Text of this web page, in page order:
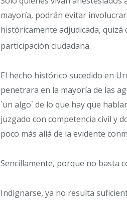
mayoría, podrán evitar
históricamente adjudicada,
participación ciudadana.
El hecho histórico sucedido en
penetrara en la mayoría de las
`un algo` de lo que hay que
juzgado con competencia civil y
poco más allá de la evidente
Sencillamente, porque no basta
Indignarse, ya no resulta